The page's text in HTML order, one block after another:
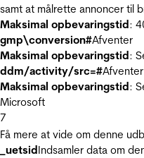
samt at målrette annoncer til
Maksimal opbevaringstid:
gmp\conversion#Afventer
Maksimal opbevaringstid:
ddm/activity/src=#Afventer
Maksimal opbevaringstid:
Microsoft
7
Få mere at vide om denne
_uetsidIndsamler data om